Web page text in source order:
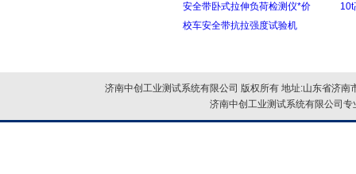
安全带卧式拉伸负荷检测仪*价
10t
校车安全带抗拉强度试验机
济南中创工业测试系统有限公司 版权所有 地址:山东省济
济南中创工业测试系统有限公司专